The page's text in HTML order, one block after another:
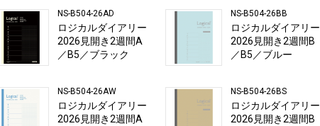
NS-B504-26AD
ロジカルダイアリー
2026見開き2週間A
／B5／ブラック
NS-B504-26AW
ロジカルダイアリー
2026見開き2週間A
NS-B504-26BB
ロジカルダイアリー
2026見開き2週間B
／B5／ブルー
NS-B504-26BS
ロジカルダイアリー
2026見開き2週間B